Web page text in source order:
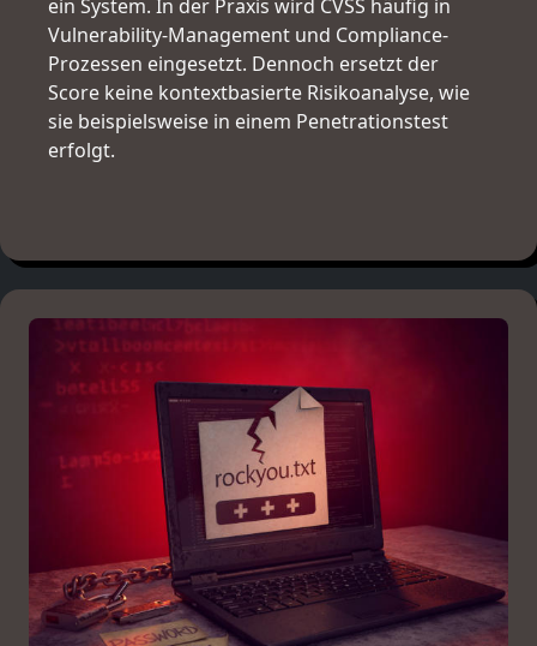
ein System. In der Praxis wird CVSS häufig in
Vulnerability-Management und Compliance-
Prozessen eingesetzt. Dennoch ersetzt der
Score keine kontextbasierte Risikoanalyse, wie
sie beispielsweise in einem Penetrationstest
erfolgt.